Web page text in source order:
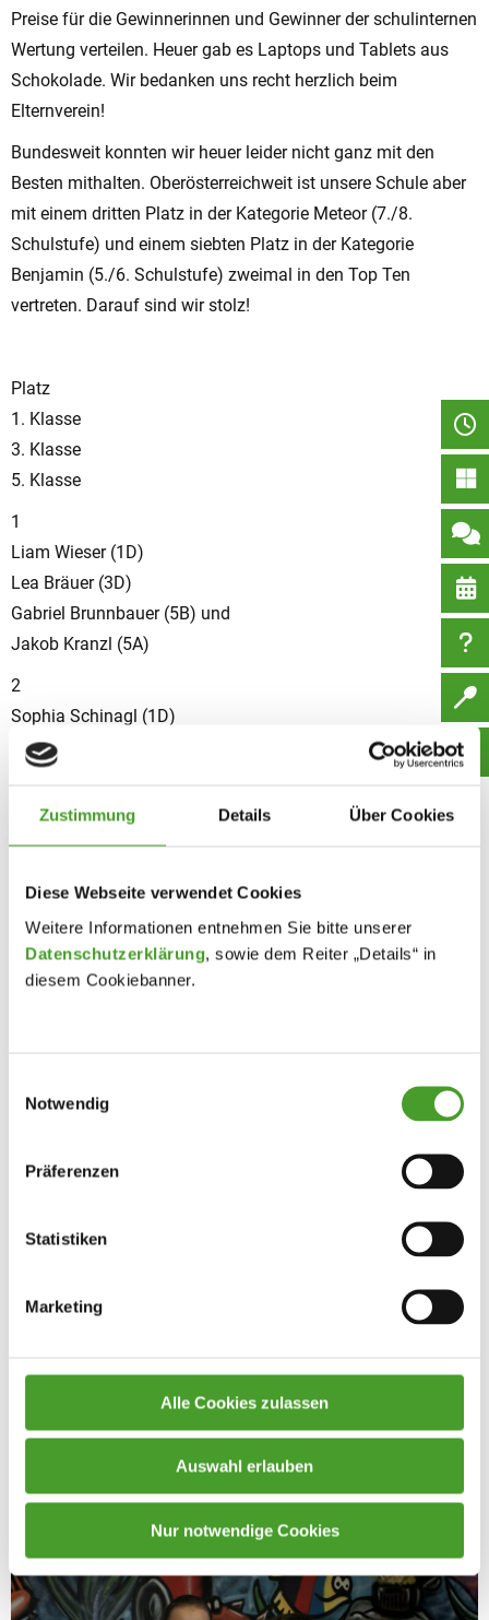
Zustimmung Details Über Cookies
Diese Webseite verwendet Cookies
Weitere Informationen entnehmen Sie bitte unserer
Datenschutzerklärung, sowie dem Reiter „Details“ in
diesem Cookiebanner.
Notwendig
Präferenzen
Statistiken
Marketing
Alle Cookies zulassen
Auswahl erlauben
Nur notwendige Cookies
Preise für die Gewinnerinnen und Gewinner der schulinternen
Wertung verteilen. Heuer gab es Laptops und Tablets aus
Schokolade. Wir bedanken uns recht herzlich beim
Elternverein!
Bundesweit konnten wir heuer leider nicht ganz mit den
Besten mithalten. Oberösterreichweit ist unsere Schule aber
mit einem dritten Platz in der Kategorie Meteor (7./8.
Schulstufe) und einem siebten Platz in der Kategorie
Benjamin (5./6. Schulstufe) zweimal in den Top Ten
vertreten. Darauf sind wir stolz!
Platz
1. Klasse
3. Klasse
5. Klasse
1
Liam Wieser (1D)
Lea Bräuer (3D)
Gabriel Brunnbauer (5B) und
Jakob Kranzl (5A)
2
Sophia Schinagl (1D)
Sonja Klanner (3C),
Jana Trattner (3A)
3
Elena Aichinger (5A),
nur ein Punkt hinter Platz 1
werden. Frühere Aufgabenstellungen inkl. Lösungen können
Bericht von Ing. Mag. Maximilian Hemetsberger